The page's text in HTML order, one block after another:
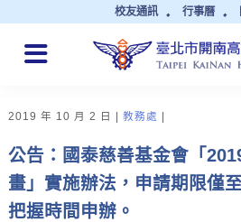
校友通訊 行事曆
QUICK LINKS
2019 年 10 月 2 日 教務處
公告：國泰慈善基金會「
畫」實施辦法，申請期限僅
把握時間申辦。